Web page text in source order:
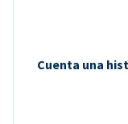
Cuenta una